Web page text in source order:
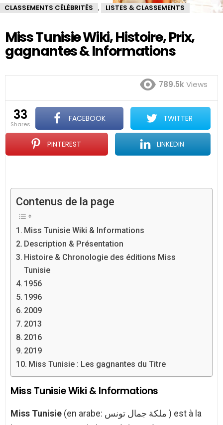
CLASSEMENTS CÉLÉBRITÉS , LISTES & CLASSEMENTS
Miss Tunisie Wiki, Histoire, Prix,
gagnantes & Informations
789.5kViews
33
shares
FACEBOOK TWITTER
PINTEREST LINKEDIN
Contenus de la page
Miss Tunisie Wiki & Informations
Description & Présentation
Histoire & Chronologie des éditions Miss
Tunisie
1956
1996
2009
2013
2016
2019
Miss Tunisie : Les gagnantes du Titre
Miss Tunisie Wiki & Informations
Miss Tunisie (en arabe: ملكة جمال تونس ) est à la